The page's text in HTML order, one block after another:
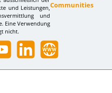
und Leistungen,
und
Eine Verwendung
nicht.
Communities
LinkedIn Website